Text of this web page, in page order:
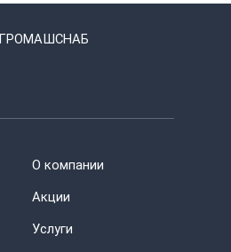
О компании
Акции
Услуги